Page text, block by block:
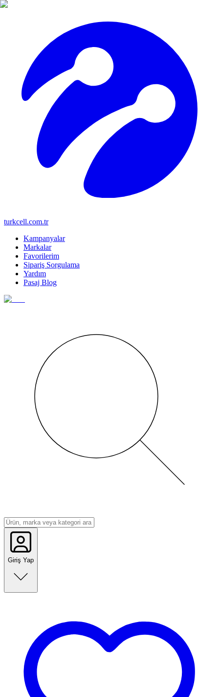
turkcell.com.tr
Kampanyalar
Markalar
Favorilerim
Sipariş Sorgulama
Yardım
Pasaj Blog
Giriş Yap